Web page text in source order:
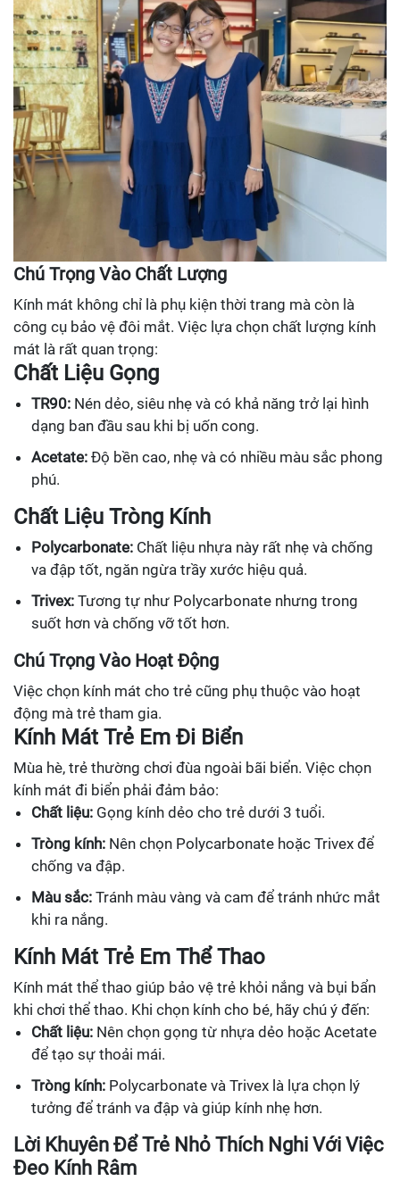
Chú Trọng Vào Chất Lượng
Kính mát không chỉ là phụ kiện thời trang mà còn là
công cụ bảo vệ đôi mắt. Việc lựa chọn chất lượng kính
mát là rất quan trọng:
Chất Liệu Gọng
TR90: Nén dẻo, siêu nhẹ và có khả năng trở lại hình
dạng ban đầu sau khi bị uốn cong.
Acetate: Độ bền cao, nhẹ và có nhiều màu sắc phong
phú.
Chất Liệu Tròng Kính
Polycarbonate: Chất liệu nhựa này rất nhẹ và chống
va đập tốt, ngăn ngừa trầy xước hiệu quả.
Trivex: Tương tự như Polycarbonate nhưng trong
suốt hơn và chống vỡ tốt hơn.
Chú Trọng Vào Hoạt Động
Việc chọn kính mát cho trẻ cũng phụ thuộc vào hoạt
động mà trẻ tham gia.
Kính Mát Trẻ Em Đi Biển
Mùa hè, trẻ thường chơi đùa ngoài bãi biển. Việc chọn
kính mát đi biển phải đảm bảo:
Chất liệu: Gọng kính dẻo cho trẻ dưới 3 tuổi.
Tròng kính: Nên chọn Polycarbonate hoặc Trivex để
chống va đập.
Màu sắc: Tránh màu vàng và cam để tránh nhức mắt
khi ra nắng.
Kính Mát Trẻ Em Thể Thao
Kính mát thể thao giúp bảo vệ trẻ khỏi nắng và bụi bẩn
khi chơi thể thao. Khi chọn kính cho bé, hãy chú ý đến:
Chất liệu: Nên chọn gọng từ nhựa dẻo hoặc Acetate
để tạo sự thoải mái.
Tròng kính: Polycarbonate và Trivex là lựa chọn lý
tưởng để tránh va đập và giúp kính nhẹ hơn.
Lời Khuyên Để Trẻ Nhỏ Thích Nghi Với Việc
Đeo Kính Râm